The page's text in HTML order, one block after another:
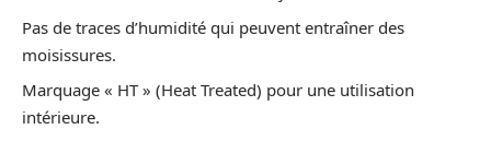
Pas de traces d’humidité qui peuvent entraîner des
moisissures.
Marquage « HT » (Heat Treated) pour une utilisation
intérieure.